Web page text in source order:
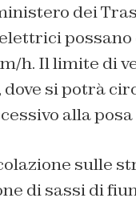
dei
h. Il limite di
dove si potrà
alla
sulle
di sassi di